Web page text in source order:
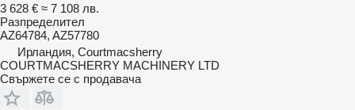
3 628 € ≈ 7 108 лв.
Разпределител
AZ64784, AZ57780
Ирландия, Courtmacsherry
COURTMACSHERRY MACHINERY LTD
Свържете се с продавача